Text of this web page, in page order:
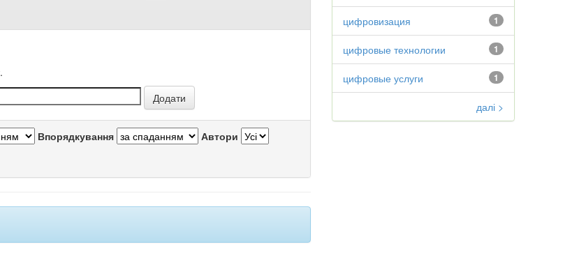
Впорядкування Автори
1
цифровизация
1
цифровые технологии
1
цифровые услуги
далі >